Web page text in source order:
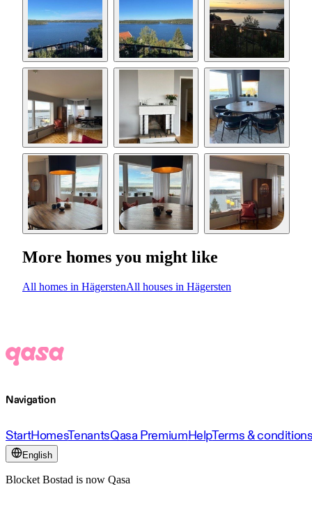
More homes you might like
All homes in HägerstenAll houses in Hägersten
Navigation
StartHomesTenantsQasa PremiumHelpTerms &
English
Blocket Bostad is now Qasa